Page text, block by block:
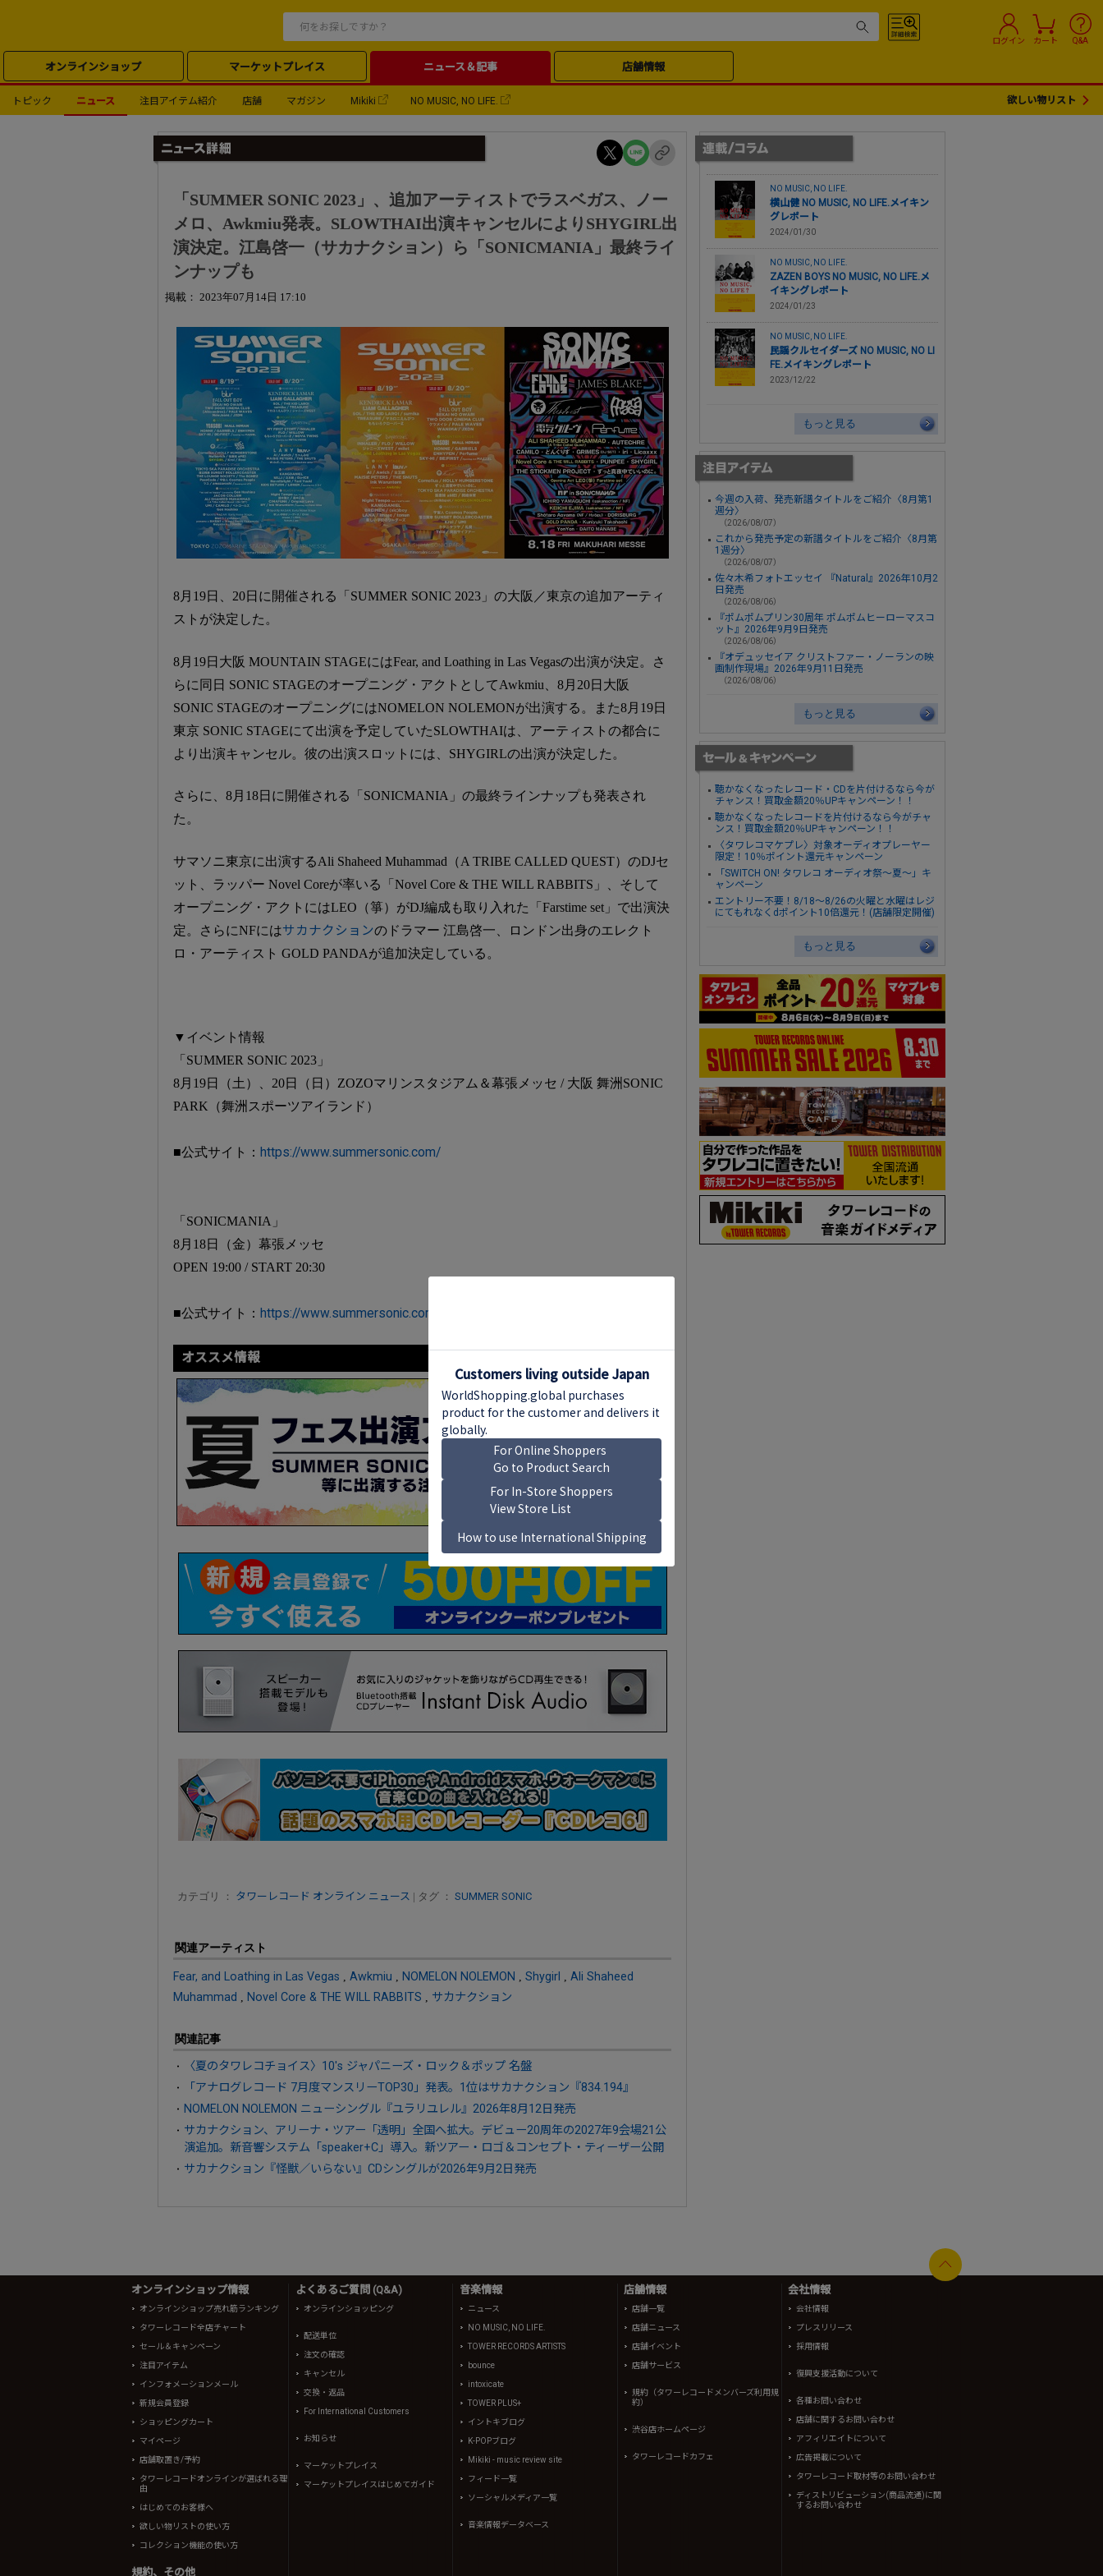
ログイン カート Q&A
オンラインショップ マーケットプレイス ニュース＆記事 店舗情報
トピック ニュース 注目アイテム紹介 店舗 マガジン Mikiki NO MUSIC, NO LIFE. 欲しい物リスト
「SUMMER SONIC 2023」、追加アーティストでラスベガス、ノー
メロ、Awkmiu発表。SLOWTHAI出演キャンセルによりSHYGIRL出
演決定。江島啓一（サカナクション）ら「SONICMANIA」最終ライ
ンナップも
掲載： 2023年07月14日 17:10
8月19日、20日に開催される「SUMMER SONIC 2023」の大阪／東京の追加アーティ
ストが決定した。
8月19日大阪 MOUNTAIN STAGEにはFear, and Loathing in Las Vegasの出演が決定。さ
らに同日 SONIC STAGEのオープニング・アクトとしてAwkmiu、8月20日大阪
SONIC STAGEのオープニングにはNOMELON NOLEMONが出演する。また8月19日
東京 SONIC STAGEにて出演を予定していたSLOWTHAIは、アーティストの都合に
より出演キャンセル。彼の出演スロットには、SHYGIRLの出演が決定した。
さらに、8月18日に開催される「SONICMANIA」の最終ラインナップも発表され
た。
サマソニ東京に出演するAli Shaheed Muhammad（A TRIBE CALLED QUEST）のDJセ
ット、ラッパー Novel Coreが率いる「Novel Core & THE WILL RABBITS」、そして
オープニング・アクトにはLEO（箏）がDJ編成も取り入れた「Farstime set」で出演決
定。さらにNFにはサカナクションのドラマー 江島啓一、ロンドン出身のエレクト
ロ・アーティスト GOLD PANDAが追加決定している。
▼イベント情報
「SUMMER SONIC 2023」
8月19日（土）、20日（日）ZOZOマリンスタジアム＆幕張メッセ / 大阪 舞洲SONIC
PARK（舞洲スポーツアイランド）
■公式サイト： https://www.summersonic.com/
「SONICMANIA」
8月18日（金）幕張メッセ
OPEN 19:00 / START 20:30
■公式サイト： https://www.summersonic.com/sonicmania/
オススメ情報
カテゴリ ： タワーレコード オンライン ニュース | タグ ： SUMMER SONIC
関連アーティスト
Fear, and Loathing in Las Vegas Awkmiu NOMELON NOLEMON Shygirl
Ali Shaheed
Muhammad
Novel Core & THE WILL RABBITS サカナクション
関連記事
〈夏のタワレコチョイス〉10's ジャパニーズ・ロック＆ポップ 名盤
「アナログレコード 7月度マンスリーTOP30」発表。1位はサカナクション『834.194』
NOMELON NOLEMON ニューシングル『ユラリユレル』2026年8月12日発売
サカナクション、アリーナ・ツアー「透明」全国へ拡大。デビュー20周年の2027年9会場21公
演追加。新音響システム「speaker+C」導入。新ツアー・ロゴ＆コンセプト・ティーザー公開
サカナクション『怪獣／いらない』CDシングルが2026年9月2日発売
NO MUSIC, NO LIFE.
横山健 NO MUSIC, NO LIFE.メイキン
グレポート
2024/01/30
NO MUSIC, NO LIFE.
ZAZEN BOYS NO MUSIC, NO LIFE.メ
イキングレポート
2024/01/23
NO MUSIC, NO LIFE.
民謡クルセイダーズ NO MUSIC, NO LI
FE.メイキングレポート
2023/12/22
もっと見る
今週の入荷、発売新譜タイトルをご紹介〈8月第1
週分〉
（2026/08/07）
これから発売予定の新譜タイトルをご紹介〈8月第
1週分〉
（2026/08/07）
佐々木希フォトエッセイ 『Natural』2026年10月2
日発売
（2026/08/06）
『ポムポムプリン30周年 ポムポムヒーローマスコ
ット』2026年9月9日発売
（2026/08/06）
『オデュッセイア クリストファー・ノーランの映
画制作現場』2026年9月11日発売
（2026/08/06）
もっと見る
聴かなくなったレコード・CDを片付けるなら今が
チャンス！買取金額20％UPキャンペーン！！
聴かなくなったレコードを片付けるなら今がチャ
ンス！買取金額20％UPキャンペーン！！
〈タワレコマケプレ〉対象オーディオプレーヤー
限定！10％ポイント還元キャンペーン
「SWITCH ON! タワレコ オーディオ祭～夏～」キ
ャンペーン
エントリー不要！8/18～8/26の火曜と水曜はレジ
にてもれなくdポイント10倍還元！(店舗限定開催)
もっと見る
オンラインショップ情報
オンラインショップ売れ筋ランキング
タワーレコード全店チャート
セール＆キャンペーン
注目アイテム
インフォメーションメール
新規会員登録
ショッピングカート
マイページ
店舗取置き/予約
タワーレコードオンラインが選ばれる理
由
はじめてのお客様へ
欲しい物リストの使い方
コレクション機能の使い方
規約、その他
よくあるご質問 (Q&A)
オンラインショッピング
配送単位
注文の確認
キャンセル
交換・返品
For International Customers
お知らせ
マーケットプレイス
マーケットプレイスはじめてガイド
音楽情報
ニュース
NO MUSIC, NO LIFE.
TOWER RECORDS ARTISTS
bounce
intoxicate
TOWER PLUS+
イントキブログ
K-POPブログ
Mikiki - music review site
フィード一覧
ソーシャルメディア一覧
音楽情報データベース
店舗情報
店舗一覧
店舗ニュース
店舗イベント
店舗サービス
規約（タワーレコードメンバーズ利用規
約）
渋谷店ホームページ
タワーレコードカフェ
会社情報
会社情報
プレスリリース
採用情報
復興支援活動について
各種お問い合わせ
店舗に関するお問い合わせ
アフィリエイトについて
広告掲載について
タワーレコード取材等のお問い合わせ
ディストリビューション(商品流通)に関
するお問い合わせ